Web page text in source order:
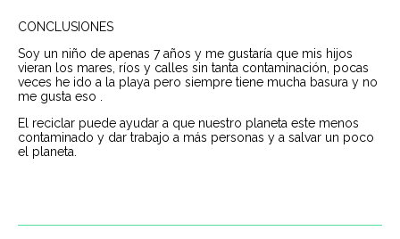
CONCLUSIONES
Soy un niño de apenas 7 años y me gustaría que mis hijos
vieran los mares, ríos y calles sin tanta contaminación, pocas
veces he ido a la playa pero siempre tiene mucha basura y no
me gusta eso .
El reciclar puede ayudar a que nuestro planeta este menos
contaminado y dar trabajo a más personas y a salvar un poco
el planeta.